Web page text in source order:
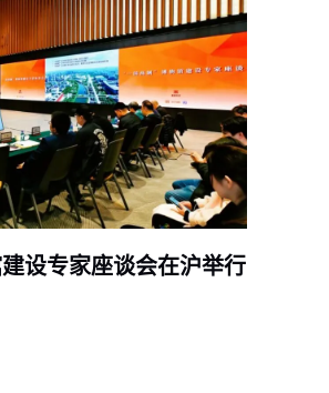
设专家座谈会在沪举行